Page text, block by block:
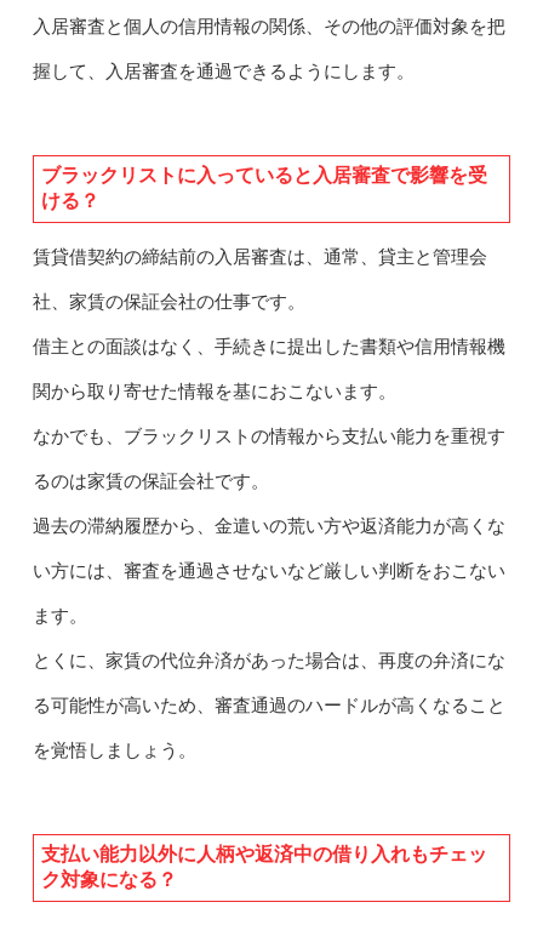
入居審査と個人の信用情報の関係、その他の評価対象を把
握して、入居審査を通過できるようにします。
ブラックリストに入っていると入居審査で影響を受
ける？
賃貸借契約の締結前の入居審査は、通常、貸主と管理会
社、家賃の保証会社の仕事です。
借主との面談はなく、手続きに提出した書類や信用情報機
関から取り寄せた情報を基におこないます。
なかでも、ブラックリストの情報から支払い能力を重視す
るのは家賃の保証会社です。
過去の滞納履歴から、金遣いの荒い方や返済能力が高くな
い方には、審査を通過させないなど厳しい判断をおこない
ます。
とくに、家賃の代位弁済があった場合は、再度の弁済にな
る可能性が高いため、審査通過のハードルが高くなること
を覚悟しましょう。
支払い能力以外に人柄や返済中の借り入れもチェッ
ク対象になる？